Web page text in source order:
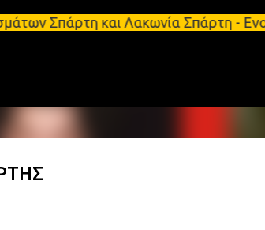
στο κύριο περιεχόμενο
και Λακωνία Σπάρτη -